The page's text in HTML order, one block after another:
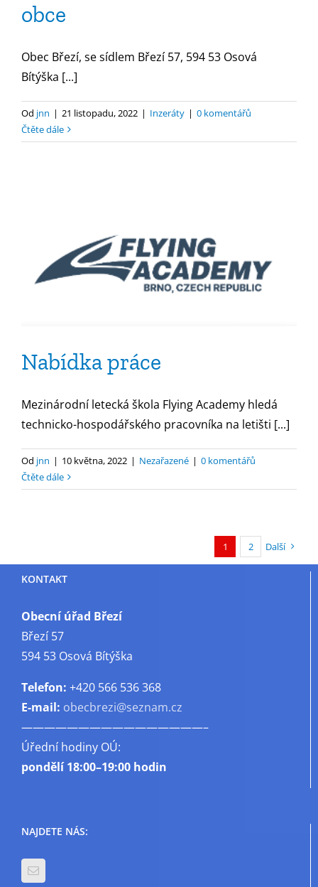
obce
Obec Březí, se sídlem Březí 57, 594 53 Osová
Bítýška [...]
Od jnn | 21 listopadu, 2022 | Inzeráty | 0 komentářů
Čtěte dále
Nabídka práce
Mezinárodní letecká škola Flying Academy hledá
technicko-hospodářského pracovníka na letišti [...]
Od jnn | 10 května, 2022 | Nezařazené | 0 komentářů
Čtěte dále
1 2 Další
KONTAKT
Obecní úřad Březí
Březí 57
594 53 Osová Bítýška
Telefon: +420 566 536 368
E-mail: obecbrezi@seznam.cz
————————————————–
Úřední hodiny OÚ:
pondělí18:00–19:00 hodin
NAJDETE NÁS: